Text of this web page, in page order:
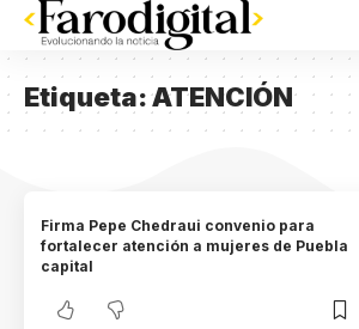
Etiqueta:ATENCIÓN
Firma Pepe Chedraui convenio para
fortalecer atención a mujeres de Puebla
capital